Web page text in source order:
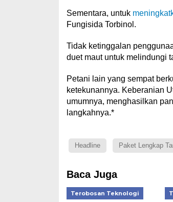
Sementara, untuk
Fungisida Torbinol.
Tidak ketinggalan
duet maut untuk melindungi
Petani lain yang sempat
ketekunannya. Keberanian
umumnya, menghasilkan
langkahnya.*
Headline Paket Lengkap
Baca Juga
Terobosan Teknologi